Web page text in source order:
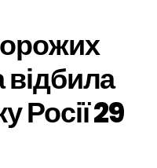
Росії 29